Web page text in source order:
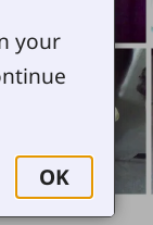
your
OK